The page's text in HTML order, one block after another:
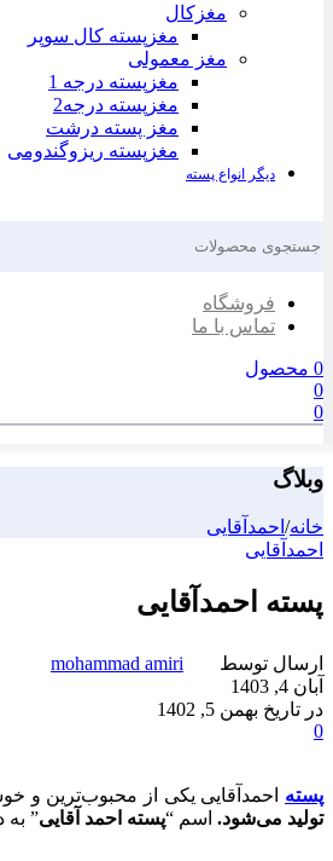
مغزکال
مغزپسته کال سوپر
مغز معمولی
مغزپسته درجه 1
مغزپسته درجه2
مغز پسته درشت
مغزپسته ریزوگندومی
دیگر انواع پسته
فروشگاه
تماس با ما
0 محصول
0
0
وبلاگ
خانه/ احمدآقایی
احمدآقایی
پسته احمدآقایی
ارسال توسط
mohammad amiri
آبان 4, 1403
در تاریخ بهمن 5, 1402
0
پسته احمدآقایی یکی از محبوب‌ترین و
تولید می‌شود. اسم “پسته احمد آقایی” به